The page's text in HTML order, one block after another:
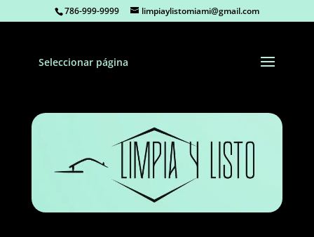
786-999-9999 limpiaylistomiami@gmail.com
Seleccionar página